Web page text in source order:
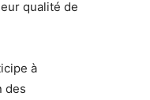
qualité de
à
des